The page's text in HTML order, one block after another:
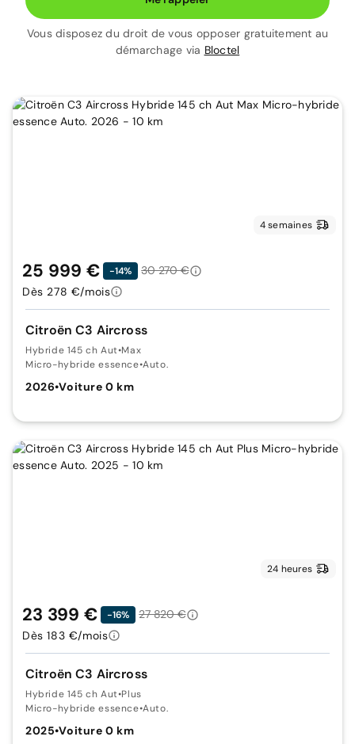
Vous disposez du droit de vous opposer gratuitement au
démarchage via Bloctel
4 semaines
Citroën C3 Aircross
Hybride 145 ch Aut•Max
Micro-hybride essence•Auto.
2026•Voiture 0 km
25 999 € -14%
30 270 €
Dès 278 €/mois
24 heures
Citroën C3 Aircross
Hybride 145 ch Aut•Plus
Micro-hybride essence•Auto.
2025•Voiture 0 km
23 399 € -16%
27 820 €
Dès 183 €/mois